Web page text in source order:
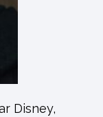
Disney,